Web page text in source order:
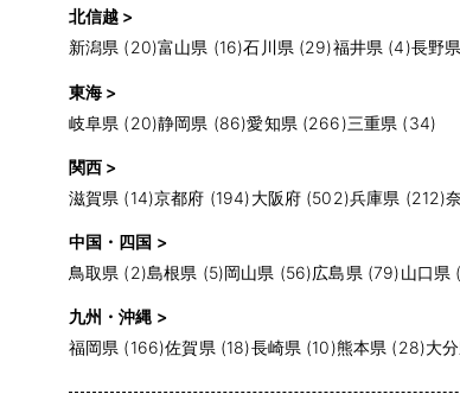
北信越 >
新潟県 (20)富山県 (16)石川県 (29)福井県 (4)長野
東海 >
岐阜県 (20)静岡県 (86)愛知県 (266)三重県 (34)
関西 >
滋賀県 (14)京都府 (194)大阪府 (502)兵庫県 (212)
中国・四国 >
鳥取県 (2)島根県 (5)岡山県 (56)広島県 (79)山口県
九州・沖縄 >
福岡県 (166)佐賀県 (18)長崎県 (10)熊本県 (28)大